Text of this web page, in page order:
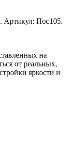
на
от реальных,
яркости и